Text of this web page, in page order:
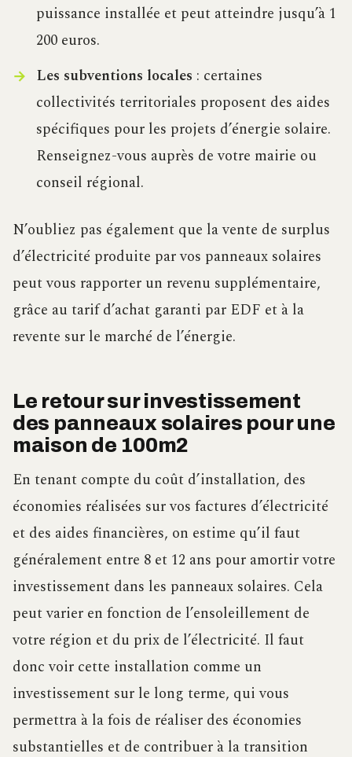
puissance installée et peut atteindre jusqu’à 1
200 euros.
Les subventions locales : certaines
collectivités territoriales proposent des aides
spécifiques pour les projets d’énergie solaire.
Renseignez-vous auprès de votre mairie ou
conseil régional.
N’oubliez pas également que la vente de surplus
d’électricité produite par vos panneaux solaires
peut vous rapporter un revenu supplémentaire,
grâce au tarif d’achat garanti par EDF et à la
revente sur le marché de l’énergie.
Le retour sur investissement
des panneaux solaires pour une
maison de 100m2
En tenant compte du coût d’installation, des
économies réalisées sur vos factures d’électricité
et des aides financières, on estime qu’il faut
généralement entre 8 et 12 ans pour amortir votre
investissement dans les panneaux solaires. Cela
peut varier en fonction de l’ensoleillement de
votre région et du prix de l’électricité. Il faut
donc voir cette installation comme un
investissement sur le long terme, qui vous
permettra à la fois de réaliser des économies
substantielles et de contribuer à la transition